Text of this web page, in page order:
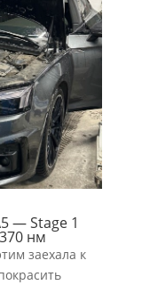
— Stage 1
нм
заехала к